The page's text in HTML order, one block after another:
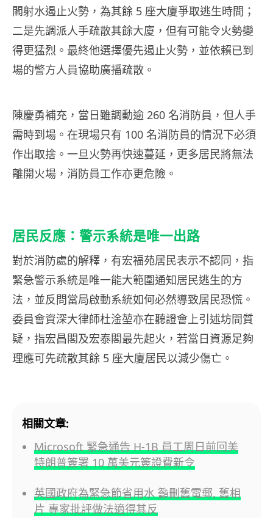
閣射水遏止火勢，為其餘 5 座大廈爭取逃生時間；
二是先調派人手疏散其餘大廈，但有可能令火勢變
得更猛烈。最終他選擇優先遏止火勢，並依賴已到
場的警方人員協助廣播疏散。
陳慶勇補充，當日雖調動逾 260 名消防員，但人手
需時到場。在現場只有 100 名消防員的情況下必須
作出取捨。一旦火勢再快速蔓延，更多居民將無法
離開火場，消防員工作亦更危險。
居民反應：警示系統是唯一出路
對於消防處的解釋，有宏福苑居民表示不認同，指
緊急警示系統是唯一能大範圍通知居民逃生的方
法，並反問當局啟動系統如何必然導致居民恐慌。
委員會資深大律師杜淦堃亦在聽證會上引述坊間質
疑，指宏昌閣及宏泰閣最先起火，若當日資源足夠
理應可先疏散其餘 5 座大廈居民以減少傷亡。
相關文章:
Microsoft 緊急通告 H-1B 員工周日前回美
特朗普簽署 10 萬美元簽證費新令
英國政府為緊急節省用水 籲刪舊電郵, 舊相
片 專家批評做法適得其反